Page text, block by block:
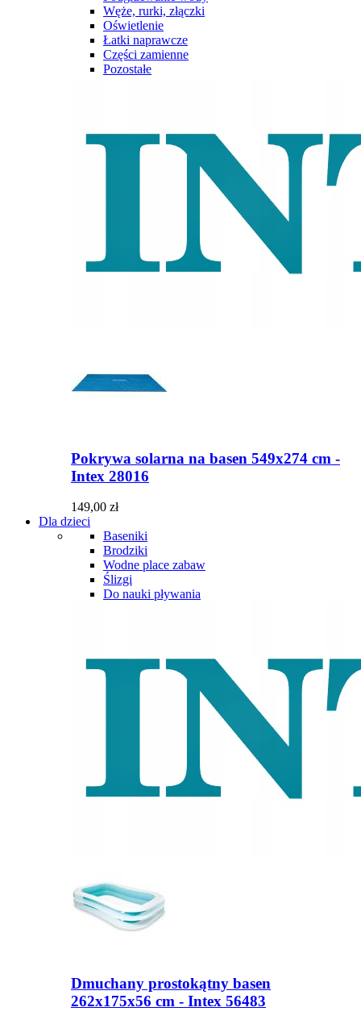
Węże, rurki, złączki
Oświetlenie
Łatki naprawcze
Części zamienne
Pozostałe
Pokrywa solarna na basen 549x274 cm -
Intex 28016
149,00 zł
Dla dzieci
Baseniki
Brodziki
Wodne place zabaw
Ślizgi
Do nauki pływania
Dmuchany prostokątny basen
262x175x56 cm - Intex 56483